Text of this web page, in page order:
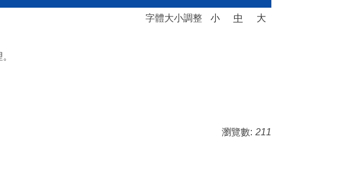
字體大小調整 小 中
大
瀏覽數: 211